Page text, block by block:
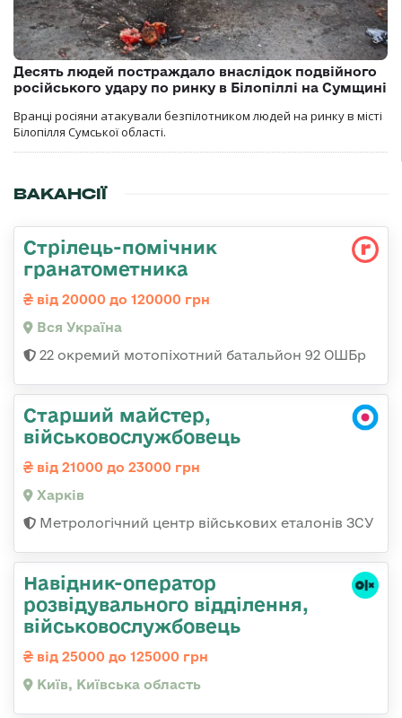
Десять людей постраждало внаслідок подвійного
російського удару по ринку в Білопіллі на Сумщині
Вранці росіяни атакували безпілотником людей на ринку в місті
Білопілля Сумської області.
ВАКАНСІЇ
Стрілець-помічник
гранатометника
від 20000 до 120000 грн
Вся Україна
22 окремий мотопіхотний батальйон 92 ОШБр
Старший майстер,
військовослужбовець
від 21000 до 23000 грн
Харків
Метрологічний центр військових еталонів ЗСУ
Навідник-оператор
розвідувального відділення,
військовослужбовець
від 25000 до 125000 грн
Київ, Київська область